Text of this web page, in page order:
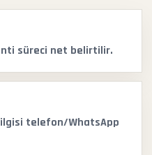
süreci net belirtilir.
telefon/WhatsApp